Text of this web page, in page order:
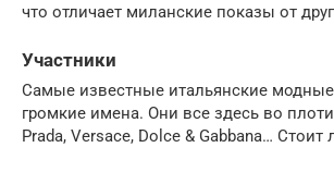
что отличает миланские показы от
Участники
Самые известные итальянские
громкие имена. Они все здесь во
Prada, Versace, Dolce & Gabbana… Стоит